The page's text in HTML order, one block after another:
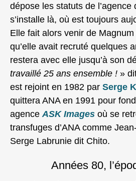
dépose les statuts de l’agence
s’installe là, où est toujours
Elle fait alors venir de Magnum
qu’elle avait recruté quelques
restera avec elle jusqu’à son
travaillé 25 ans ensemble ! »
est rejoint en 1982 par Serge
quittera ANA en 1991 pour
agence ASK Images où se
transfuges d’ANA comme
Serge Labrunie dit Chito.
Années 80,